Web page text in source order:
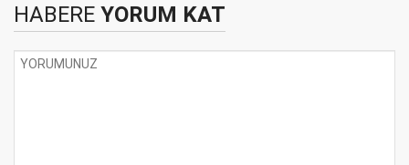
HABERE YORUM KAT